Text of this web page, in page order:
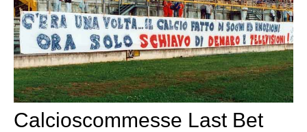
Calcioscommesse Last Bet